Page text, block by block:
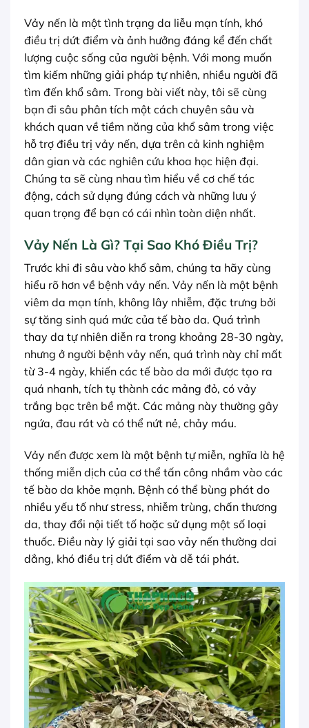
Vảy nến là một tình trạng da liễu mạn tính, khó
điều trị dứt điểm và ảnh hưởng đáng kể đến chất
lượng cuộc sống của người bệnh. Với mong muốn
tìm kiếm những giải pháp tự nhiên, nhiều người đã
tìm đến khổ sâm. Trong bài viết này, tôi sẽ cùng
bạn đi sâu phân tích một cách chuyên sâu và
khách quan về tiềm năng của khổ sâm trong việc
hỗ trợ điều trị vảy nến, dựa trên cả kinh nghiệm
dân gian và các nghiên cứu khoa học hiện đại.
Chúng ta sẽ cùng nhau tìm hiểu về cơ chế tác
động, cách sử dụng đúng cách và những lưu ý
quan trọng để bạn có cái nhìn toàn diện nhất.
Vảy Nến Là Gì? Tại Sao Khó Điều Trị?
Trước khi đi sâu vào khổ sâm, chúng ta hãy cùng
hiểu rõ hơn về bệnh vảy nến. Vảy nến là một bệnh
viêm da mạn tính, không lây nhiễm, đặc trưng bởi
sự tăng sinh quá mức của tế bào da. Quá trình
thay da tự nhiên diễn ra trong khoảng 28-30 ngày,
nhưng ở người bệnh vảy nến, quá trình này chỉ mất
từ 3-4 ngày, khiến các tế bào da mới được tạo ra
quá nhanh, tích tụ thành các mảng đỏ, có vảy
trắng bạc trên bề mặt. Các mảng này thường gây
ngứa, đau rát và có thể nứt nẻ, chảy máu.
Vảy nến được xem là một bệnh tự miễn, nghĩa là hệ
thống miễn dịch của cơ thể tấn công nhầm vào các
tế bào da khỏe mạnh. Bệnh có thể bùng phát do
nhiều yếu tố như stress, nhiễm trùng, chấn thương
da, thay đổi nội tiết tố hoặc sử dụng một số loại
thuốc. Điều này lý giải tại sao vảy nến thường dai
dẳng, khó điều trị dứt điểm và dễ tái phát.